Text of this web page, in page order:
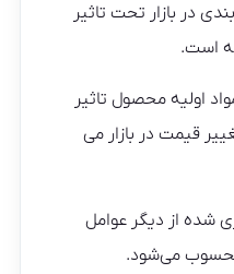
در بازار تحت تاثیر
است.
اولیه محصول تاثیر
قیمت در بازار می
شده از دیگر عوامل
می‌شود.